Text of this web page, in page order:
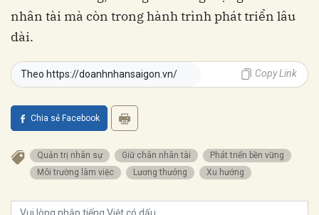
nhân tài mà còn trong hành trình phát triển lâu
dài.
Theo https://doanhnhansaigon.vn/ Copy Link
Chia sẻ Facebook
Quản trị nhân sự Giữ chân nhân tài
Phát triển bền vững
Môi trường làm việc
Lương thưởng Xu hướng